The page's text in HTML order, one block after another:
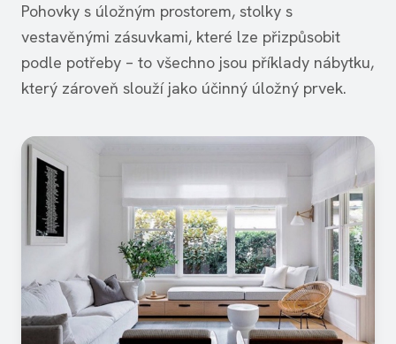
Pohovky s úložným prostorem, stolky s
vestavěnými zásuvkami, které lze přizpůsobit
podle potřeby – to všechno jsou příklady nábytku,
který zároveň slouží jako účinný úložný prvek.